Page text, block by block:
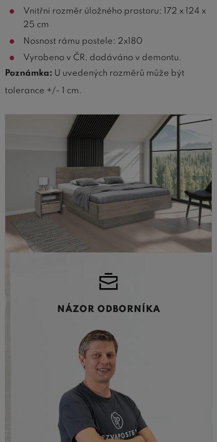
Vnitřní rozměr úložného prostoru: 172 x 124 x
25 cm
Nosnost rámu postele: 2x180
Vyrobeno v ČR, dodáváno v demontu.
Poznámka: U uvedených rozměrů může být
tolerance +/- 1 cm.
NÁZOR ODBORNÍKA